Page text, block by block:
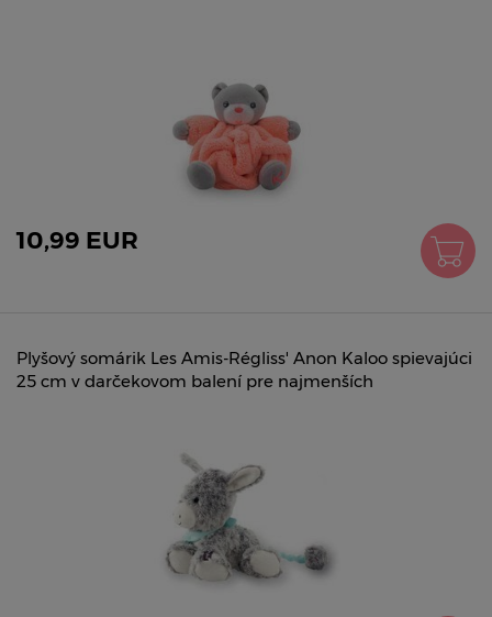
10,99 EUR
Plyšový somárik Les Amis-Régliss' Anon Kaloo spievajúci
25 cm v darčekovom balení pre najmenších